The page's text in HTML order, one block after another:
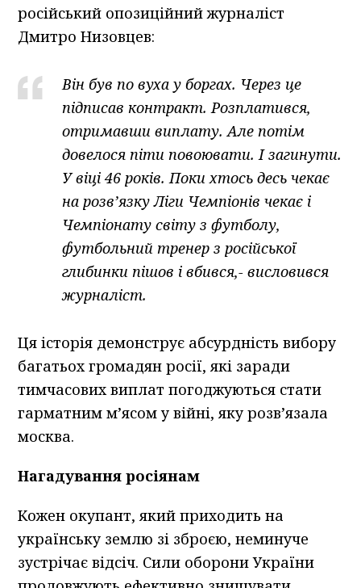
російський опозиційний журналіст
Дмитро Низовцев:
Він був по вуха у боргах. Через це
підписав контракт. Розплатився,
отримавши виплату. Але потім
довелося піти повоювати. І загинути.
У віці 46 років. Поки хтось десь чекає
на розв’язку Ліги Чемпіонів чекає і
Чемпіонату світу з футболу,
футбольний тренер з російської
глибинки пішов і вбився,- висловився
журналіст.
Ця історія демонструє абсурдність вибору
багатьох громадян росії, які заради
тимчасових виплат погоджуються стати
гарматним м’ясом у війні, яку розв’язала
москва.
Нагадування росіянам
Кожен окупант, який приходить на
українську землю зі зброєю, неминуче
зустрічає відсіч. Сили оборони України